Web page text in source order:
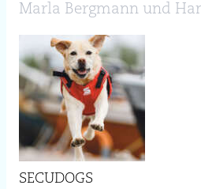
Marla Bergmann und
SECUDOGS